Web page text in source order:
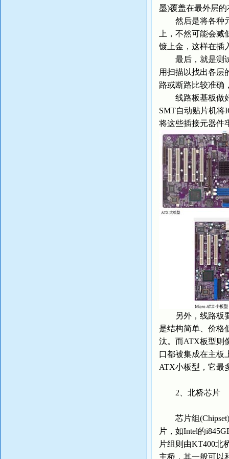
墨)覆盖在最外层
然后是将各种元
上，不然可能会
镀上金，这样在插
最后，就是测试
用扫描以找出各层
路或断路比较准确
线路板基板做好
SMT自动贴片机将
将这些插接元器件
另外，线路板要
是结构简单、价格
汰。而ATX板型则
口都被集成在主板
ATX小板型，它最
2、北桥芯片
芯片组(Chipset)
片，如Intel的
片组则由KT400北
主桥，其一般可以